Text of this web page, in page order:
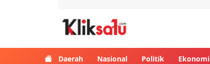
Daerah Nasional Politik Ekonomi